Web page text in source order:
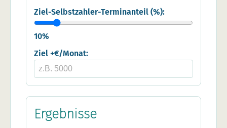
Ziel-Selbstzahler-Terminanteil (%):
10%
Ziel +€/Monat:
Ergebnisse